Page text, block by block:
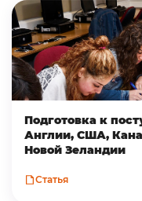
Подготовка к
Англии, США,
Новой Зеландии
Статья